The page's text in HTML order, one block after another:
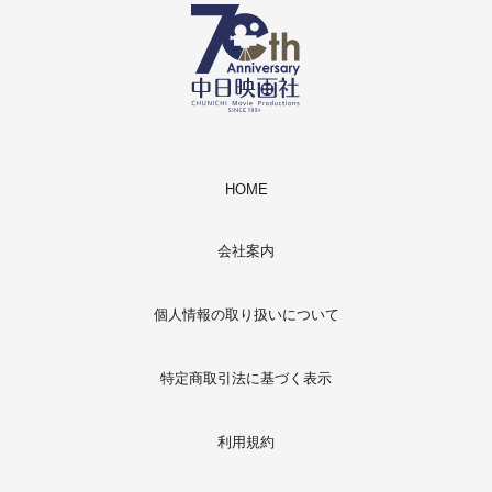
HOME
会社案内
個人情報の取り扱いについて
特定商取引法に基づく表示
利用規約